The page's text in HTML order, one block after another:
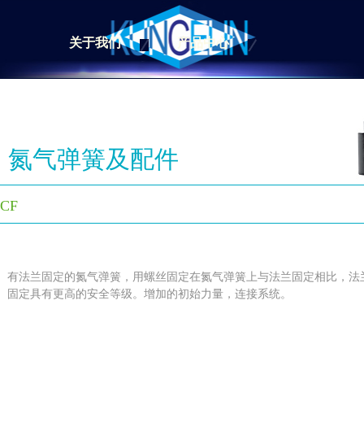
关于我们 产品中心
氮气弹簧及配件
CF
有法兰固定的氮气弹簧，用螺丝固定在氮气弹簧上与法兰固定相比，法
固定具有更高的安全等级。增加的初始力量，连接系统。